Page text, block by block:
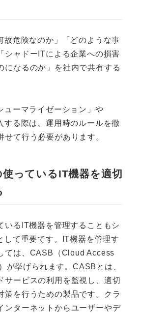
故危険なのか」「どのような事
シャドーITによる企業への損害
になるのか」を社内で共有する
ューマライゼーション」や
する際は、運用時のルールを徹
せて行う必要があります。
っているIT機器を適切
いるIT機器を管理することもシ
して重要です。IT機器を管理す
ては、CASB（Cloud Access
が挙げられます。CASBとは、
サービスの利用を監視し、適切
策を行うための製品です。クラ
ンターネットからユーザーやデ